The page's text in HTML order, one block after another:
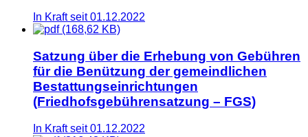
In Kraft seit 01.12.2022
(168,62 KB)
Satzung über die Erhebung von Gebühren
für die Benützung der gemeindlichen
Bestattungseinrichtungen
(Friedhofsgebührensatzung – FGS)
In Kraft seit 01.12.2022